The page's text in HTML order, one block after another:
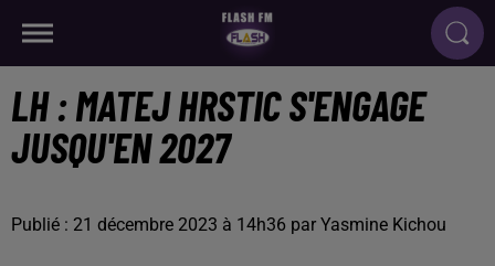
LH : MATEJ HRSTIC S'ENGAGE
JUSQU'EN 2027
Publié : 21 décembre 2023 à 14h36 par Yasmine Kichou